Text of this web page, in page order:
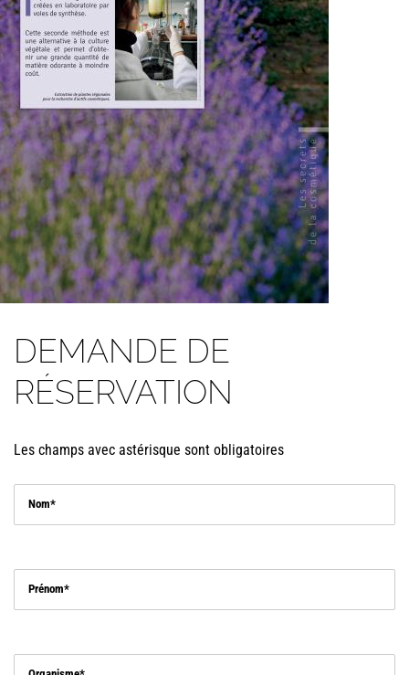
DEMANDE DE
RÉSERVATION
Les champs avec astérisque sont obligatoires
Nom
Prénom